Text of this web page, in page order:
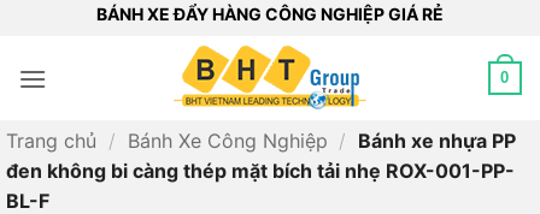
nội
BÁNH XE ĐẨY HÀNG CÔNG NGHIỆP GIÁ RẺ
0
Trang chủ / Bánh Xe Công Nghiệp / Bánh xe nhựa PP
đen không bi càng thép mặt bích tải nhẹ ROX-001-PP-
BL-F